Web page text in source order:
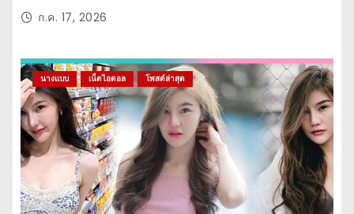
ก.ค. 17, 2026
นางแบบ เน็ตไอดอล โพสต์ล่าสุด